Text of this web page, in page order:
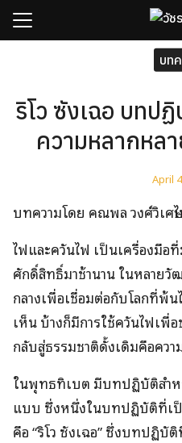
Skip
มรู้
า
บท
ริโว ซังเฉอ บทป
ความหลากหล
April
บทความโดย คณพล วงศ์วิเศษ
ไฟและควันไฟ เป็นเครื่องมือ
ศักดิ์สิทธิ์มาช้านาน ในหลายวั
กลางเพื่อเชื่อมต่อกับโลกที่พ้น
เห็น บ้างก็มีการใช้ควันไฟเพื่
กลับสู่ธรรมชาติดั้งเดิมคือคว
ในพุทธทิเบต มีบทปฏิบัติสำห
แบบ ซึ่งหนึ่งในบทปฏิบัติที่เ
คือ “ริโว ซังเฉอ” ซึ่งบทปฏิบั